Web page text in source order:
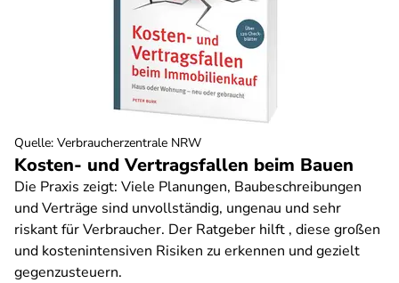
Kosten- und Vertragsfallen beim Bauen
Die Praxis zeigt: Viele Planungen, Baubeschreibungen
und Verträge sind unvollständig, ungenau und sehr
riskant für Verbraucher. Der Ratgeber hilft , diese großen
und kostenintensiven Risiken zu erkennen und gezielt
gegenzusteuern.
Quelle: Verbraucherzentrale NRW